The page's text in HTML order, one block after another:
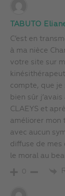
TABUTO
C’est en
à ma nièce
votre site sur
compte, que je
bien sûr
CLAEYS et
améliorer mon
avec aucun
diffuse de mes
le moral au
0